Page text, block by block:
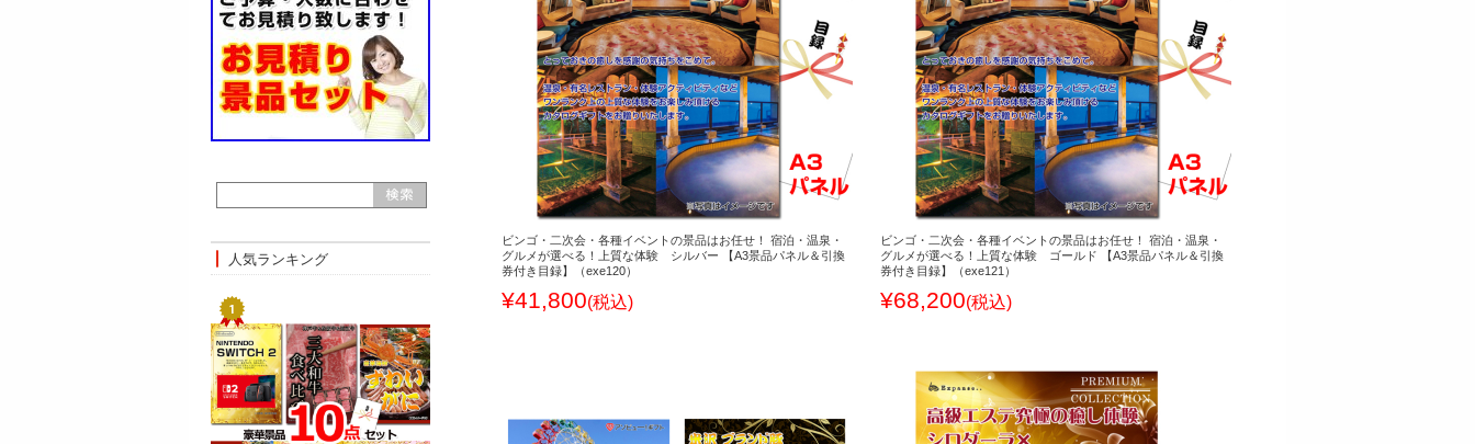
ビンゴ・二次会・各種イベントの景品はお任せ！ 宿泊・温泉・
グルメが選べる！上質な体験 シルバー 【A3景品パネル＆引換
券付き目録】（exe120）
¥41,800(税込)
ビンゴ・二次会・各種イベントの景品はお任せ！ 宿泊・温泉・
グルメが選べる！上質な体験 ゴールド 【A3景品パネル＆引換
券付き目録】（exe121）
¥68,200(税込)
人気ランキング